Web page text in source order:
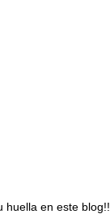
huella en este blog!!